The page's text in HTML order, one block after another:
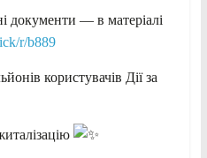
документи — в матеріалі
r/b889
користувачів Дії за